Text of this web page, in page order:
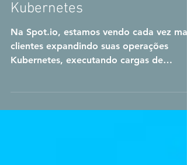
operações do dia 2 do
Kubernetes
Na Spot.io, estamos vendo cada vez
clientes expandindo suas operações
trabalho de produção com...